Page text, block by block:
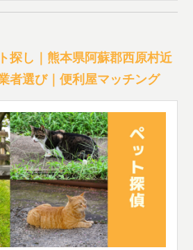
探し｜熊本県阿蘇郡西原村近
者選び｜便利屋マッチング